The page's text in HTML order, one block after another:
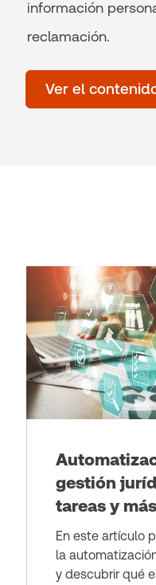
información
reclamación.
of
(Optional)
Ver el
gestión
tareas y
En este artículo
la
y descubrir qué